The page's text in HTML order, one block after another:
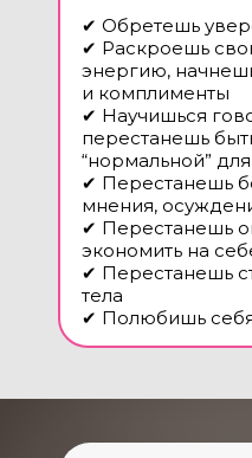
✔ Обретешь
✔ Раскроешь
энергию,
и комплименты
✔ Научишься
перестанешь
“нормальной”
✔ Перестанешь
мнения,
✔ Перестанешь
экономить на
✔ Перестанешь
тела
✔ Полюбишь